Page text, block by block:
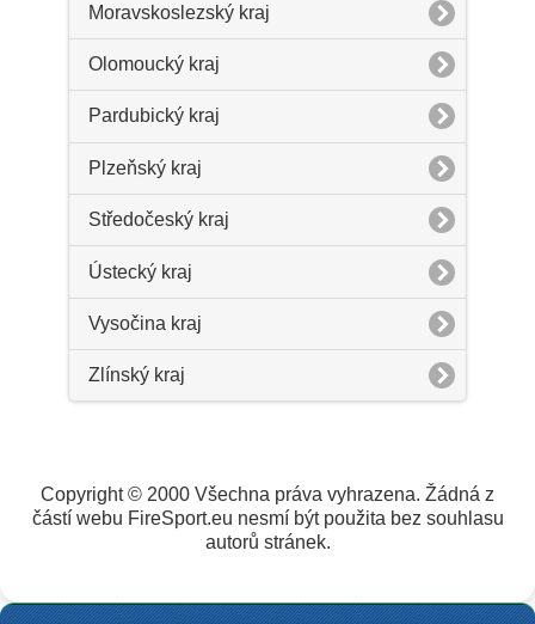
Moravskoslezský kraj
Olomoucký kraj
Pardubický kraj
Plzeňský kraj
Středočeský kraj
Ústecký kraj
Vysočina kraj
Zlínský kraj
Copyright © 2000 Všechna práva vyhrazena. Žádná z
částí webu FireSport.eu nesmí být použita bez souhlasu
autorů stránek.